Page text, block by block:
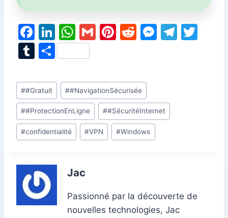
F
a
c
e
b
o
o
k
Li
n
k
e
dI
n
W
h
at
s
A
p
p
G
l
Pi
e
st
R
di
t
M
n
T
T
m
bl
r
P
ta
g
er
Étiquettes
de
la
publication :
##Gratuit ##NavigationSécurisée
##ProtectionEnLigne ##SécuritéInternet
#confidentialité #VPN #Windows
Jac
Passionné par la découverte de
nouvelles technologies, Jac